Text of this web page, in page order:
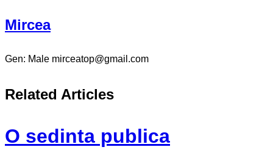
Mircea
Gen: Male mirceatop@gmail.com
Related Articles
O sedinta publica